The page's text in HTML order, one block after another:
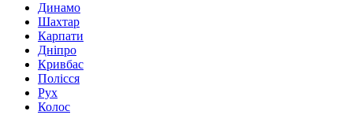
Динамо
Шахтар
Карпати
Дніпро
Кривбас
Полісся
Рух
Колос